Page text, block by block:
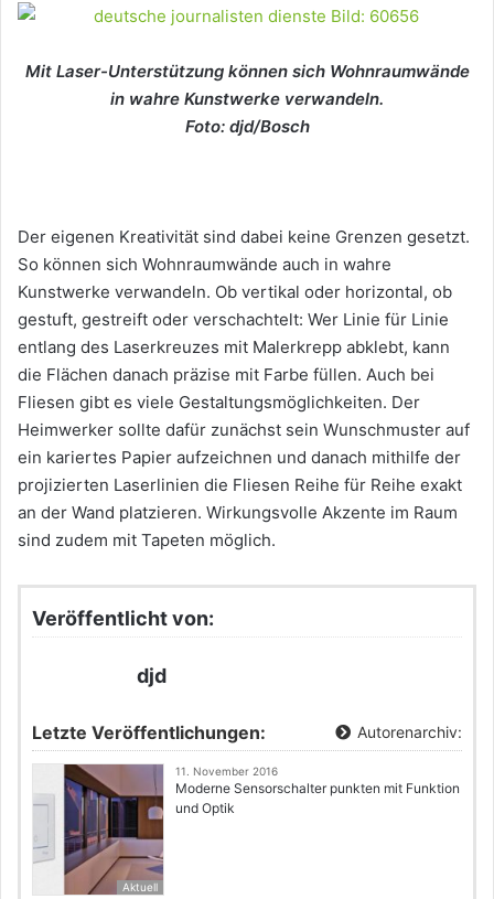
Mit Laser-Unterstützung können sich Wohnraumwände
in wahre Kunstwerke verwandeln.
Foto: djd/Bosch
Der eigenen Kreativität sind dabei keine Grenzen gesetzt.
So können sich Wohnraumwände auch in wahre
Kunstwerke verwandeln. Ob vertikal oder horizontal, ob
gestuft, gestreift oder verschachtelt: Wer Linie für Linie
entlang des Laserkreuzes mit Malerkrepp abklebt, kann
die Flächen danach präzise mit Farbe füllen. Auch bei
Fliesen gibt es viele Gestaltungsmöglichkeiten. Der
Heimwerker sollte dafür zunächst sein Wunschmuster auf
ein kariertes Papier aufzeichnen und danach mithilfe der
projizierten Laserlinien die Fliesen Reihe für Reihe exakt
an der Wand platzieren. Wirkungsvolle Akzente im Raum
sind zudem mit Tapeten möglich.
Veröffentlicht von:
djd
Letzte Veröffentlichungen: Autorenarchiv:
Aktuell
11. November 2016
Moderne Sensorschalter punkten mit Funktion
und Optik